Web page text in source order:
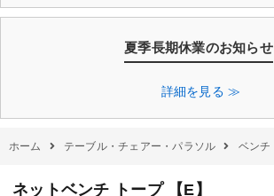
夏季長期休業のお知らせ
詳細を見る ≫
ホーム テーブル・チェアー・パラソル ベンチ
ネットベンチ トープ 【E】